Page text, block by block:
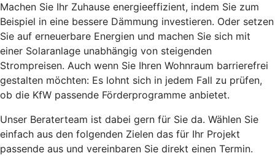
Machen Sie Ihr Zuhause energieeffizient, indem Sie zum
Beispiel in eine bessere Dämmung investieren. Oder setzen
Sie auf erneuerbare Energien und machen Sie sich mit
einer Solaranlage unabhängig von steigenden
Strompreisen. Auch wenn Sie Ihren Wohnraum barrierefrei
gestalten möchten: Es lohnt sich in jedem Fall zu prüfen,
ob die KfW passende Förderprogramme anbietet.
Unser Beraterteam ist dabei gern für Sie da. Wählen Sie
einfach aus den folgenden Zielen das für Ihr Projekt
passende aus und vereinbaren Sie direkt einen Termin.